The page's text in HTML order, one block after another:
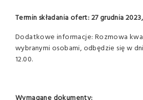
Termin składania ofert: 27 grudnia
Dodatkowe informacje: Rozmowa
wybranymi osobami, odbędzie się w
12.00.